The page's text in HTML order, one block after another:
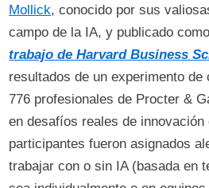
Mollick, conocido por sus
campo de la IA, y publicado
trabajo de Harvard Business
resultados de un experimento
776 profesionales de Procter &
en desafíos reales de innovación
participantes fueron asignados
trabajar con o sin IA (basada en